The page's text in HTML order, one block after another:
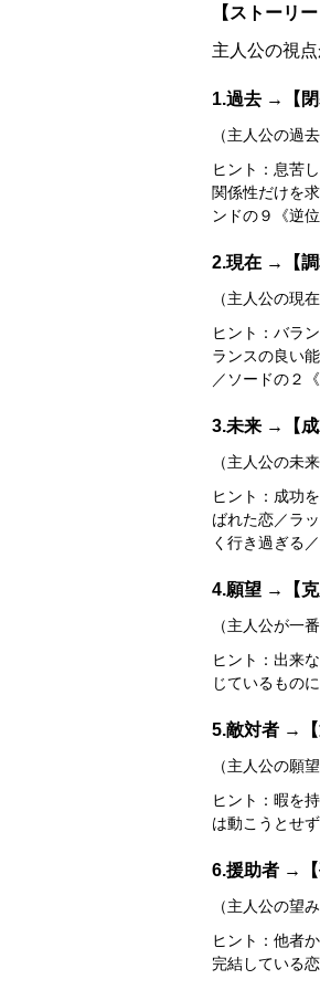
【ストーリ
主人公の視
1.過去 →【閉
（主人公の過
ヒント：息苦
関係性だけを
ンドの９《逆位
2.現在 →【調
（主人公の現
ヒント：バラ
ランスの良い
／ソードの２《
3.未来 →【成
（主人公の未
ヒント：成功
ばれた恋／ラ
く行き過ぎる
4.願望 →【克
（主人公が一
ヒント：出来
じているもの
5.敵対者 →【
（主人公の願
ヒント：暇を
は動こうとせ
6.援助者 →【
（主人公の望
ヒント：他者
完結している